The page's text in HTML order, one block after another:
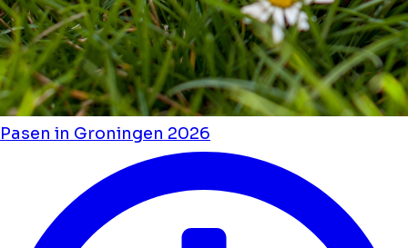
Pasen in Groningen 2026